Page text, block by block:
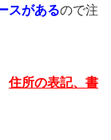
スがあるので注
住所の表記、書